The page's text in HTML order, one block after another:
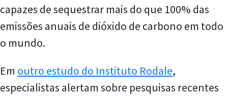
capazes de sequestrar mais do que 100% das
emissões anuais de dióxido de carbono em todo
o mundo.
Em outro estudo do Instituto Rodale,
especialistas alertam sobre pesquisas recentes